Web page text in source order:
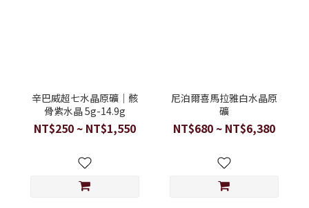
辛巴威超七水晶原礦｜骸
骨紫水晶 5g-14.9g
NT$250 ~ NT$1,550
尼泊爾喜馬拉雅白水晶原
礦
NT$680 ~ NT$6,380